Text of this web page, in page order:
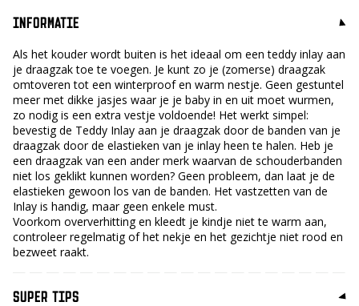
INFORMATIE
Als het kouder wordt buiten is het ideaal om een teddy inlay aan
je draagzak toe te voegen. Je kunt zo je (zomerse) draagzak
omtoveren tot een winterproof en warm nestje. Geen gestuntel
meer met dikke jasjes waar je je baby in en uit moet wurmen,
zo nodig is een extra vestje voldoende! Het werkt simpel:
bevestig de Teddy Inlay aan je draagzak door de banden van je
draagzak door de elastieken van je inlay heen te halen. Heb je
een draagzak van een ander merk waarvan de schouderbanden
niet los geklikt kunnen worden? Geen probleem, dan laat je de
elastieken gewoon los van de banden. Het vastzetten van de
Inlay is handig, maar geen enkele must.
Voorkom oververhitting en kleedt je kindje niet te warm aan,
controleer regelmatig of het nekje en het gezichtje niet rood en
bezweet raakt.
SUPER TIPS